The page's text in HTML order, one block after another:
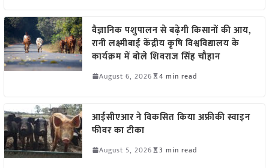
वैज्ञानिक पशुपालन से बढ़ेगी किसानों की आय,
रानी लक्ष्मीबाई केंद्रीय कृषि विश्वविद्यालय के
कार्यक्रम में बोले शिवराज सिंह चौहान
August 6, 2026 4 min read
आईसीएआर ने विकसित किया अफ्रीकी स्वाइन
फीवर का टीका
August 5, 2026 3 min read